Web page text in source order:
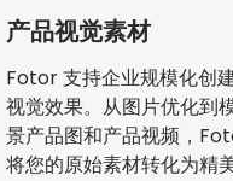
产品视觉素材
Fotor 支持企业规模化创
视觉效果。从图片优化到
景产品图和产品视频，
将您的原始素材转化为精